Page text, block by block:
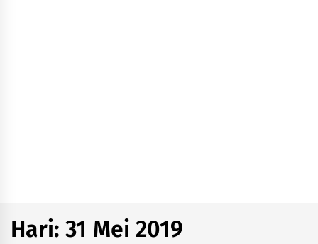
Hari:31 Mei 2019